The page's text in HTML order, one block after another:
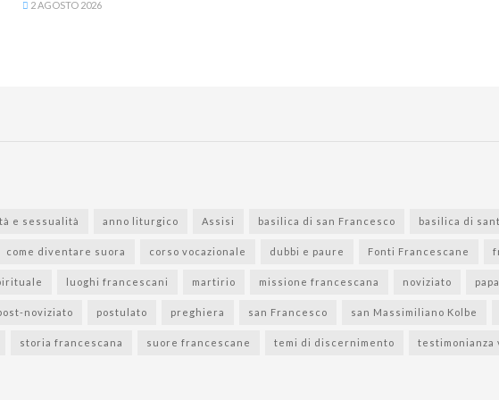
2 AGOSTO 2026
e sessualità anno liturgico Assisi basilica di san Francesco basilica di
come diventare suora corso vocazionale dubbi e paure Fonti Francescane
luoghi francescani martirio missione francescana noviziato
noviziato postulato preghiera san Francesco san Massimiliano Kolbe
storia francescana suore francescane temi di discernimento testimonianza